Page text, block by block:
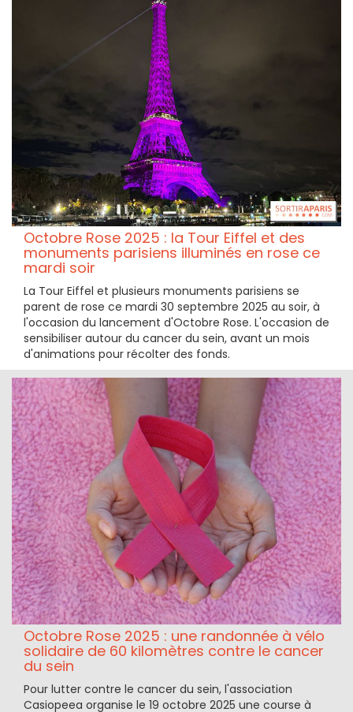
Octobre Rose 2025 : la Tour Eiffel et des
monuments parisiens illuminés en rose ce
mardi soir
La Tour Eiffel et plusieurs monuments parisiens se
parent de rose ce mardi 30 septembre 2025 au soir, à
l'occasion du lancement d'Octobre Rose. L'occasion de
sensibiliser autour du cancer du sein, avant un mois
d'animations pour récolter des fonds.
Octobre Rose 2025 : une randonnée à vélo
solidaire de 60 kilomètres contre le cancer
du sein
Pour lutter contre le cancer du sein, l'association
Casiopeea organise le 19 octobre 2025 une course à